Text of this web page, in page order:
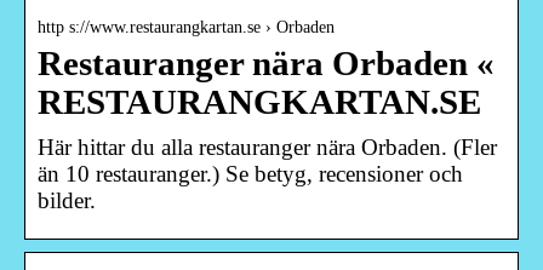
http s://www.restaurangkartan.se › Orbaden
Restauranger nära Orbaden «
RESTAURANGKARTAN.SE
Här hittar du alla restauranger nära Orbaden. (Fler
än 10 restauranger.) Se betyg, recensioner och
bilder.